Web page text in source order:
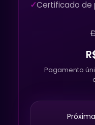
✓Certificado de
Pagamento